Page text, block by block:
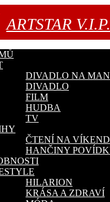
ARTSTAR V.I.P.
DIVADLO NA
DIVADLO
FILM
HUDBA
TV
ČTENÍ NA VÍKEND
HANČINY
HILARION
KRÁSA A ZDRAVÍ